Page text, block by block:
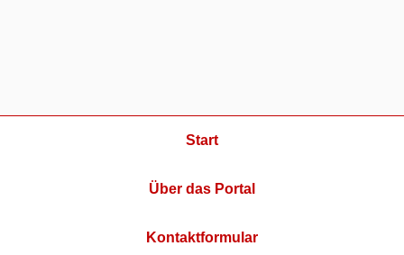
Start
Über das Portal
Kontaktformular